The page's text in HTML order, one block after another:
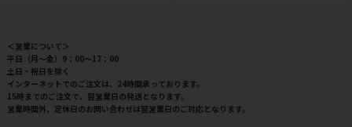
＜営業について＞
平日（月～金）9：00～17：00
土日・祝日を除く
インターネットでのご注文は、24時間承っております。
15時までのご注文で、翌営業日の発送となります。
営業時間外、定休日のお問い合わせは翌営業日のご対応となります。